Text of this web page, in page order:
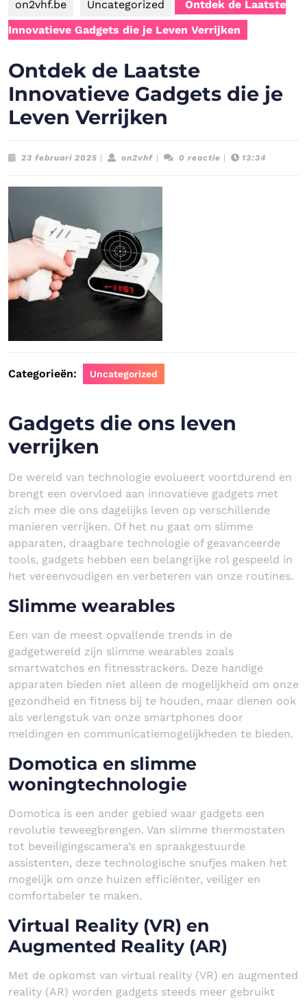
on2vhf.be Uncategorized
Ontdek de Laatste
Innovatieve Gadgets die je Leven Verrijken
Ontdek de Laatste
Innovatieve Gadgets die je
Leven Verrijken
23 februari 2025 23
on2vhfon2vhf0 reactie 13:34
Categorieën: Uncategorized
Gadgets die ons leven
verrijken
De wereld van technologie evolueert voortdurend en
brengt een overvloed aan innovatieve gadgets met
zich mee die ons dagelijks leven op verschillende
manieren verrijken. Of het nu gaat om slimme
apparaten, draagbare technologie of geavanceerde
tools, gadgets hebben een belangrijke rol gespeeld in
het vereenvoudigen en verbeteren van onze routines.
Slimme wearables
Een van de meest opvallende trends in de
gadgetwereld zijn slimme wearables zoals
smartwatches en fitnesstrackers. Deze handige
apparaten bieden niet alleen de mogelijkheid om onze
gezondheid en fitness bij te houden, maar dienen ook
als verlengstuk van onze smartphones door
meldingen en communicatiemogelijkheden te bieden.
Domotica en slimme
woningtechnologie
Domotica is een ander gebied waar gadgets een
revolutie teweegbrengen. Van slimme thermostaten
tot beveiligingscamera’s en spraakgestuurde
assistenten, deze technologische snufjes maken het
mogelijk om onze huizen efficiënter, veiliger en
comfortabeler te maken.
Virtual Reality (VR) en
Augmented Reality (AR)
Met de opkomst van virtual reality (VR) en augmented
reality (AR) worden gadgets steeds meer gebruikt